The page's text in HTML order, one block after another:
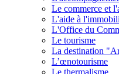
Le commerce et
L'aide à
L'Office du
Le tourisme
La destination
L’œnotourisme
Le thermalisme